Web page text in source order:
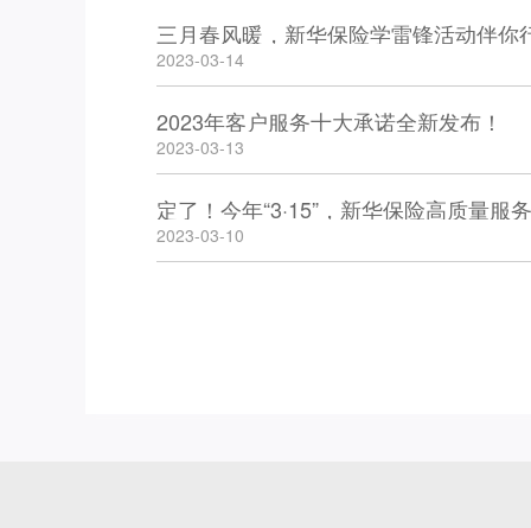
三月春风暖，新华保险学雷锋活动伴你
2023-03-14
2023年客户服务十大承诺全新发布！
2023-03-13
定了！今年“3·15”，新华保险高质量服
2023-03-10